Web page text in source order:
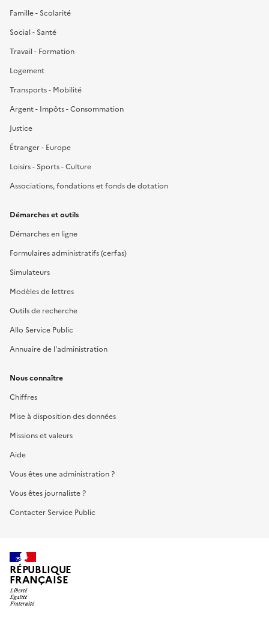
Famille - Scolarité
Social - Santé
Travail - Formation
Logement
Transports - Mobilité
Argent - Impôts - Consommation
Justice
Étranger - Europe
Loisirs - Sports - Culture
Associations, fondations et fonds de dotation
Démarches et outils
Démarches en ligne
Formulaires administratifs (cerfas)
Simulateurs
Modèles de lettres
Outils de recherche
Allo Service Public
Annuaire de l'administration
Nous connaître
Chiffres
Mise à disposition des données
Missions et valeurs
Aide
Vous êtes une administration ?
Vous êtes journaliste ?
Contacter Service Public
RÉPUBLIQUE
FRANÇAISE